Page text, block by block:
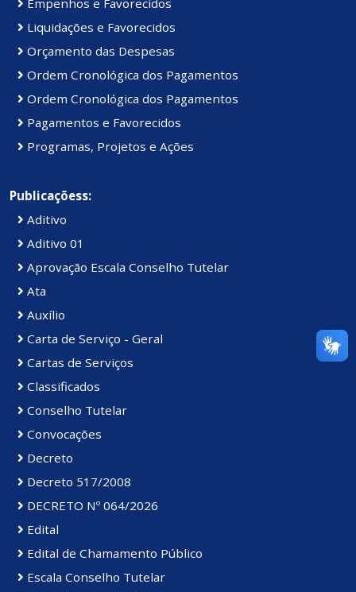
Empenhos e Favorecidos
Liquidações e Favorecidos
Orçamento das Despesas
Ordem Cronológica dos Pagamentos
Ordem Cronológica dos Pagamentos
Pagamentos e Favorecidos
Programas, Projetos e Ações
Publicaçõess:
Aditivo
Aditivo 01
Aprovação Escala Conselho Tutelar
Ata
Auxílio
Carta de Serviço - Geral
Cartas de Serviços
Classificados
Conselho Tutelar
Convocações
Decreto
Decreto 517/2008
DECRETO Nº 064/2026
Edital
Edital de Chamamento Público
Escala Conselho Tutelar